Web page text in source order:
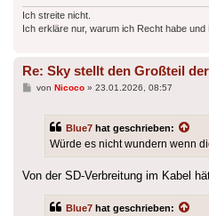
Ich streite nicht.
Ich erkläre nur, warum ich Recht habe und
Re: Sky stellt den Großteil
Beitrag
von Nicoco» 23.01.2026, 08:57
Blue7 hat geschrieben:
Würde es nicht wundern wenn
Von der SD-Verbreitung im Kabel
Blue7 hat geschrieben: